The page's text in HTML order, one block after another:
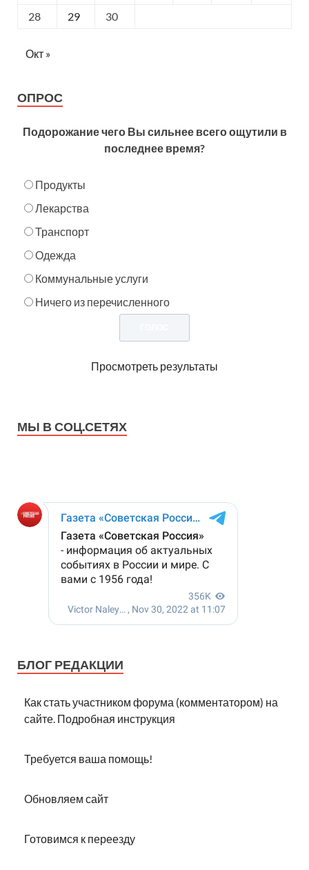
28 29 30
Окт »
ОПРОС
Подорожание чего Вы сильнее всего ощутили в
последнее время?
Продукты
Лекарства
Транспорт
Одежда
Коммунальные услуги
Ничего из перечисленного
Просмотреть результаты
МЫ В СОЦ.СЕТЯХ
БЛОГ РЕДАКЦИИ
Как стать участником форума (комментатором) на
сайте. Подробная инструкция
Требуется ваша помощь!
Обновляем сайт
Готовимся к переезду